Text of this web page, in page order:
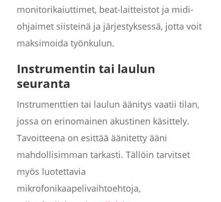
monitorikaiuttimet, beat-laitteistot ja midi-
ohjaimet siisteinä ja järjestyksessä, jotta voit
maksimoida työnkulun.
Instrumentin tai laulun
seuranta
Instrumenttien tai laulun äänitys vaatii tilan,
jossa on erinomainen akustinen käsittely.
Tavoitteena on esittää äänitetty ääni
mahdollisimman tarkasti. Tällöin tarvitset
myös luotettavia
mikrofonikaapelivaihtoehtoja,